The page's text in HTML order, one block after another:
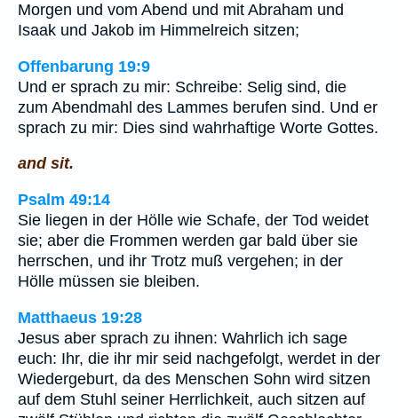
Morgen und vom Abend und mit Abraham und
Isaak und Jakob im Himmelreich sitzen;
Offenbarung 19:9
Und er sprach zu mir: Schreibe: Selig sind, die
zum Abendmahl des Lammes berufen sind. Und er
sprach zu mir: Dies sind wahrhaftige Worte Gottes.
and sit.
Psalm 49:14
Sie liegen in der Hölle wie Schafe, der Tod weidet
sie; aber die Frommen werden gar bald über sie
herrschen, und ihr Trotz muß vergehen; in der
Hölle müssen sie bleiben.
Matthaeus 19:28
Jesus aber sprach zu ihnen: Wahrlich ich sage
euch: Ihr, die ihr mir seid nachgefolgt, werdet in der
Wiedergeburt, da des Menschen Sohn wird sitzen
auf dem Stuhl seiner Herrlichkeit, auch sitzen auf